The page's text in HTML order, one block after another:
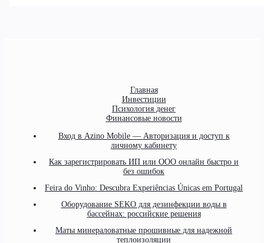
Главная
Инвестиции
Психология денег
Финансовые новости
Вход в Azino Mobile — Авторизация и доступ к
личному кабинету
Как зарегистрировать ИП или ООО онлайн быстро и
без ошибок
Feira do Vinho: Descubra Experiências Únicas em Portugal
Оборудование SEKO для дезинфекции воды в
бассейнах: российские решения
Маты минераловатные прошивные для надежной
теплоизоляции